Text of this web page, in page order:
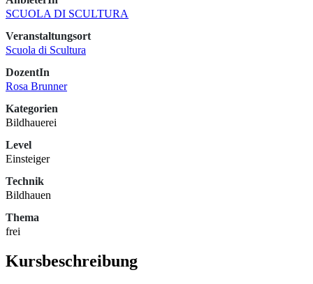
SCUOLA DI SCULTURA
Veranstaltungsort
Scuola di Scultura
DozentIn
Rosa Brunner
Kategorien
Bildhauerei
Level
Einsteiger
Technik
Bildhauen
Thema
frei
Kursbeschreibung